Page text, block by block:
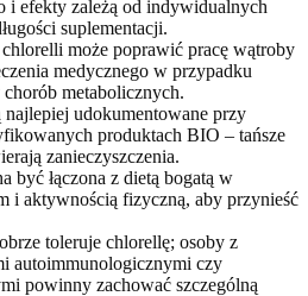
i efekty zależą od indywidualnych
suplementacji.
może poprawić pracę wątroby
medycznego w przypadku
metabolicznych.
udokumentowane przy
produktach BIO – tańsze
zanieczyszczenia.
być łączona z dietą bogatą w
i aktywnością fizyczną, aby przynieść
toleruje chlorellę; osoby z
autoimmunologicznymi czy
powinny zachować szczególną